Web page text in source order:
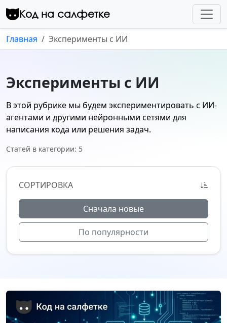
Перейти к контенту
Код на салфетке
Главная Эксперименты с ИИ
Эксперименты с ИИ
В этой рубрике мы будем экспериментировать с ИИ-
агентами и другими нейронными сетями для
написания кода или решения задач.
Статей в категории: 5
СОРТИРОВКА
Сначала новые
По популярности